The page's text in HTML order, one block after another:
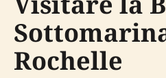
Rochelle